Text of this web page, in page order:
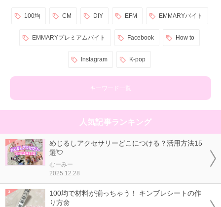
100均 CM DIY EFM EMMARYバイト
EMMARYプレミアムバイト Facebook How to
Instagram K-pop
キーワード一覧
人気記事ランキング
めじるしアクセサリーどこにつける？活用方法15
選💘
むーみー
2025.12.28
100均で材料が揃っちゃう！ キンブレシートの作
り方🌼